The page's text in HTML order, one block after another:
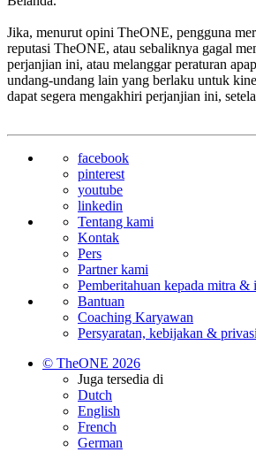
Jika, menurut opini TheONE, pengguna
reputasi TheONE, atau sebaliknya gagal
perjanjian ini, atau melanggar peraturan
undang-undang lain yang berlaku untuk
dapat segera mengakhiri perjanjian ini,
facebook
pinterest
youtube
linkedin
Tentang kami
Kontak
Pers
Partner kami
Pemberitahuan kepada mitra &
Bantuan
Coaching Karyawan
Persyaratan, kebijakan & privasi
© TheONE 2026
Juga tersedia di
Dutch
English
French
German